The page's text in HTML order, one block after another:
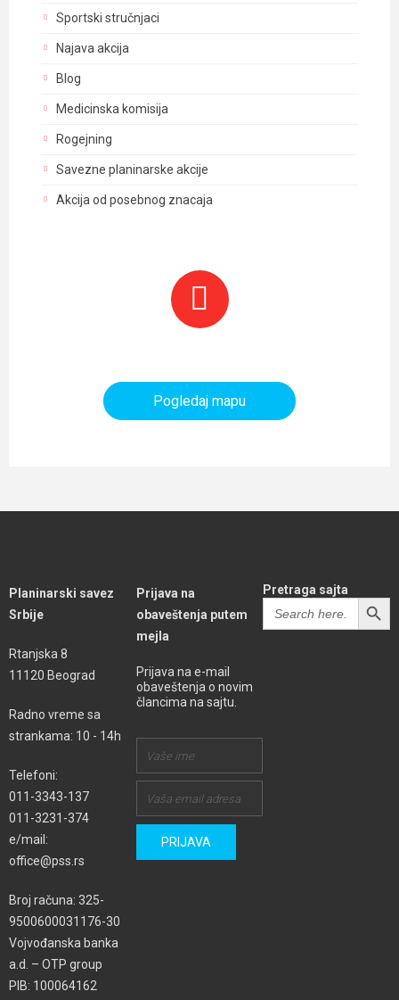
Sportski stručnjaci
Najava akcija
Blog
Medicinska komisija
Rogejning
Savezne planinarske akcije
Akcija od posebnog znacaja
Pogledaj mapu
Planinarski savez
Srbije
Rtanjska 8
11120 Beograd
Radno vreme sa
strankama: 10 - 14h
Telefoni:
011-3343-137
011-3231-374
e/mail:
office@pss.rs
Broj računa: 325-
9500600031176-30
Vojvođanska banka
a.d. – OTP group
PIB: 100064162
Prijava na
obaveštenja putem
mejla
Prijava na e-mail
obaveštenja o novim
člancima na sajtu.
Pretraga sajta
Search
for:
SEARCH